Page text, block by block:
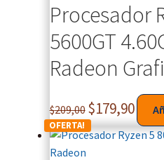
Procesador
5600GT
Radeon
$209,00 $179,90
OFERTA!